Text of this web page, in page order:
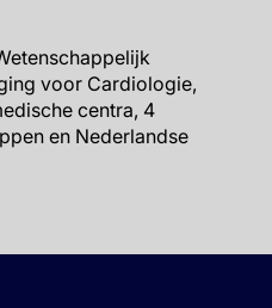
voor Cardiologie,
centra, 4
en Nederlandse